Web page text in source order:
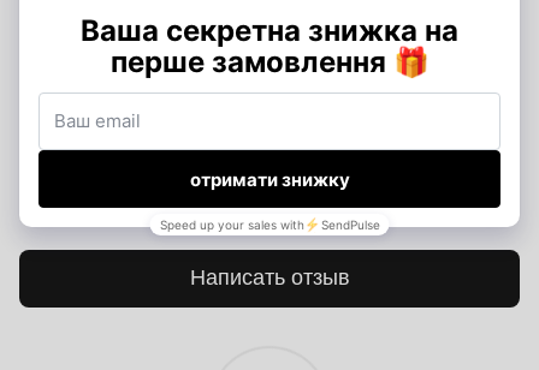
Добавьте первый отзыв
Написать отзыв